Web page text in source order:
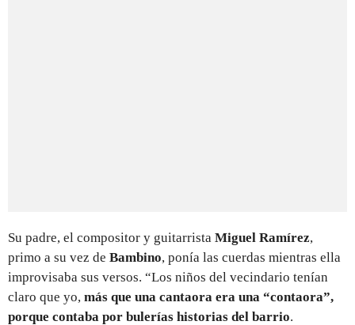
Su padre, el compositor y guitarrista Miguel Ramírez,
primo a su vez de Bambino, ponía las cuerdas mientras ella
improvisaba sus versos. “Los niños del vecindario tenían
claro que yo, más que una cantaora era una “contaora”,
porque contaba por bulerías historias del barrio.